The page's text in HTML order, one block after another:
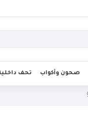
صحون وأكواب تحف